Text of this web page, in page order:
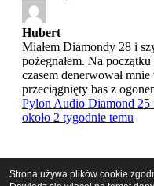
Hubert
Miałem Diamondy 28 i
pożegnałem. Na
czasem denerwował
przeciągnięty bas z
Pylon Audio Diamond 25
około 2 tygodnie temu
Strona używa plików cookie